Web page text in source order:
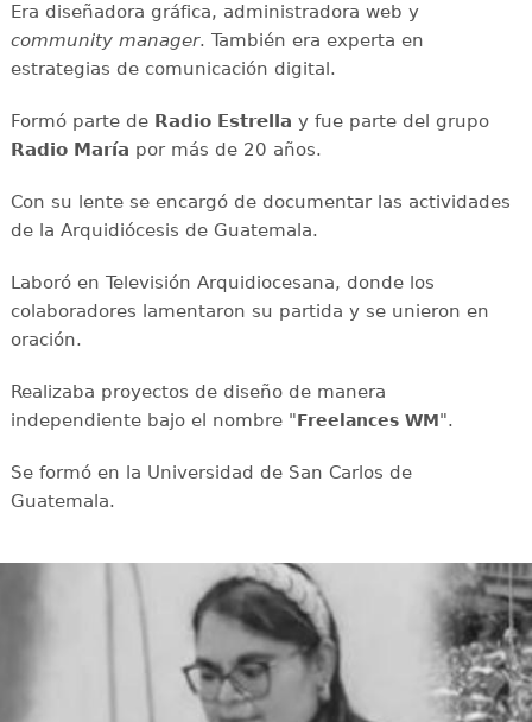
Era diseñadora gráfica, administradora web y
community manager. También era experta en
estrategias de comunicación digital.
Formó parte de Radio Estrella y fue parte del grupo
Radio María por más de 20 años.
Con su lente se encargó de documentar las actividades
de la Arquidiócesis de Guatemala.
Laboró en Televisión Arquidiocesana, donde los
colaboradores lamentaron su partida y se unieron en
oración.
Realizaba proyectos de diseño de manera
independiente bajo el nombre "Freelances WM".
Se formó en la Universidad de San Carlos de
Guatemala.